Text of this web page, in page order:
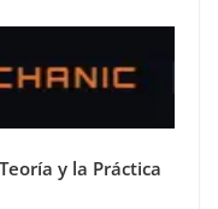
y la Práctica